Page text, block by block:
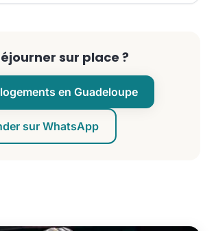
sur place ?
en Guadeloupe
sur WhatsApp